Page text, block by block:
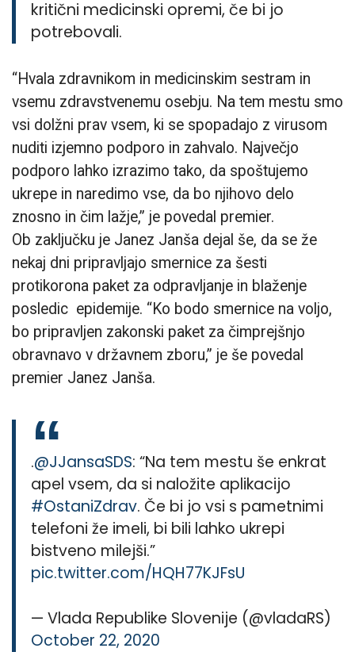
kritični medicinski opremi, če bi jo
potrebovali.
“Hvala zdravnikom in medicinskim sestram in
vsemu zdravstvenemu osebju. Na tem mestu smo
vsi dolžni prav vsem, ki se spopadajo z virusom
nuditi izjemno podporo in zahvalo. Največjo
podporo lahko izrazimo tako, da spoštujemo
ukrepe in naredimo vse, da bo njihovo delo
znosno in čim lažje,” je povedal premier.
Ob zaključku je Janez Janša dejal še, da se že
nekaj dni pripravljajo smernice za šesti
protikorona paket za odpravljanje in blaženje
posledic epidemije. “Ko bodo smernice na voljo,
bo pripravljen zakonski paket za čimprejšnjo
obravnavo v državnem zboru,” je še povedal
premier Janez Janša.
.@JJansaSDS: “Na tem mestu še enkrat
apel vsem, da si naložite aplikacijo
#OstaniZdrav. Če bi jo vsi s pametnimi
telefoni že imeli, bi bili lahko ukrepi
bistveno milejši.”
pic.twitter.com/HQH77KJFsU
— Vlada Republike Slovenije (@vladaRS)
October 22, 2020